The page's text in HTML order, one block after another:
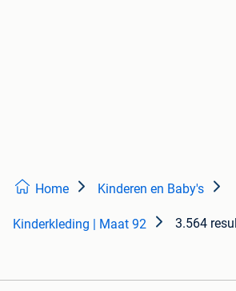
Home Kinderen en Baby's
Kinderkleding | Maat 92 3.564